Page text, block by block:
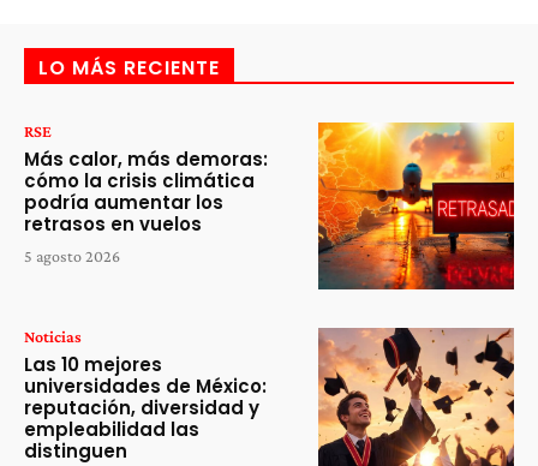
LO MÁS RECIENTE
RSE
Más calor, más demoras:
cómo la crisis climática
podría aumentar los
retrasos en vuelos
5 agosto 2026
Noticias
Las 10 mejores
universidades de México:
reputación, diversidad y
empleabilidad las
distinguen